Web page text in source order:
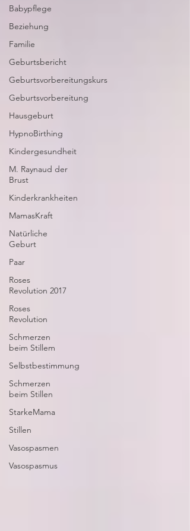
Babypflege
Beziehung
Familie
Geburtsbericht
Geburtsvorbereitungskurs
Geburtsvorbereitung
Hausgeburt
HypnoBirthing
Kindergesundheit
M. Raynaud der
Brust
Kinderkrankheiten
MamasKraft
Natürliche
Geburt
Paar
Roses
Revolution 2017
Roses
Revolution
Schmerzen
beim Stillem
Selbstbestimmung
Schmerzen
beim Stillen
StarkeMama
Stillen
Vasospasmen
Vasospasmus